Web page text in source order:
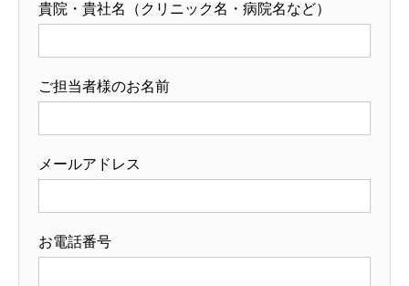
貴院・貴社名（クリニック名・病院名など）
ご担当者様のお名前
メールアドレス
お電話番号